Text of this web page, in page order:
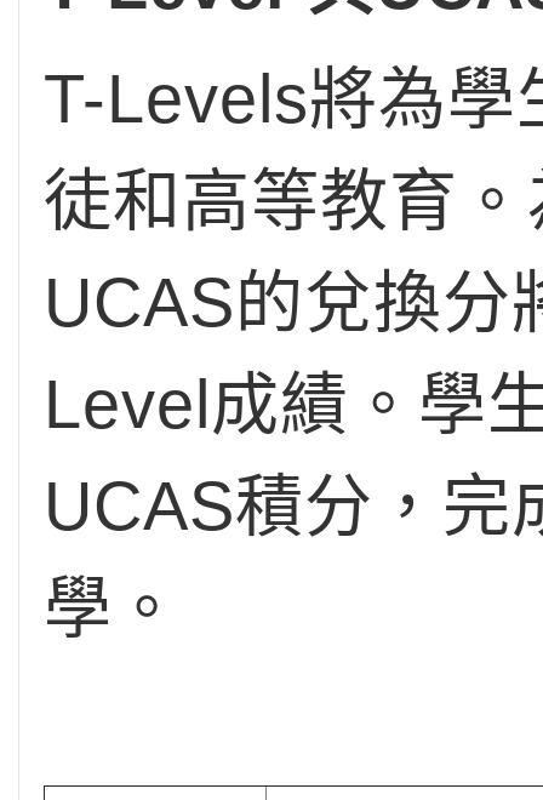
T-Levels將為學
徒和高等教育
UCAS的兌換分
Level成績。學
UCAS積分，完
學。